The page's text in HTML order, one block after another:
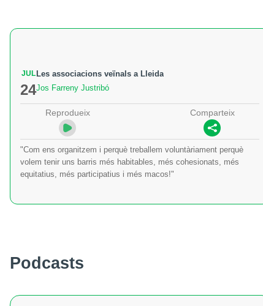
JUL
24
Les associacions veïnals a Lleida
Jos Farreny Justribó
Reprodueix Comparteix
"Com ens organitzem i perquè treballem voluntàriament perquè
volem tenir uns barris més habitables, més cohesionats, més
equitatius, més participatius i més macos!"
Podcasts